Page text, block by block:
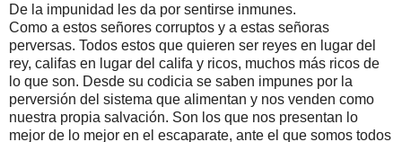
De la impunidad les da por sentirse inmunes.
Como a estos señores corruptos y a estas señoras
perversas. Todos estos que quieren ser reyes en lugar del
rey, califas en lugar del califa y ricos, muchos más ricos de
lo que son. Desde su codicia se saben impunes por la
perversión del sistema que alimentan y nos venden como
nuestra propia salvación. Son los que nos presentan lo
mejor de lo mejor en el escaparate, ante el que somos todos